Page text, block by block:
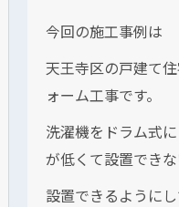
今回の施工事例は
天王寺区の戸建て
ォーム工事です。
洗濯機をドラム式
が低くて設置でき
設置できるように